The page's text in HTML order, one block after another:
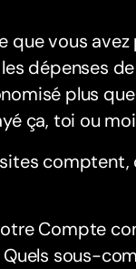
que vous
dépenses
plus
ça, toi ou moi
Compte
sous-